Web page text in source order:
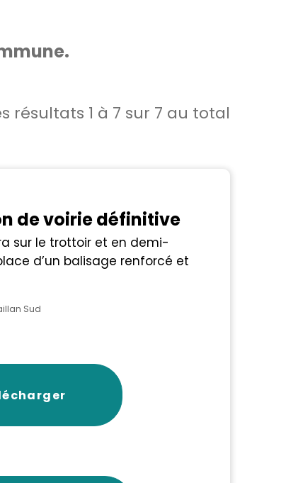
résultats 1 à 7 sur 7 au total
de voirie définitive
sur le trottoir et en demi-
d’un balisage renforcé et
Sud